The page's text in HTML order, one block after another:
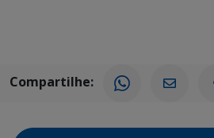
Compartilhe: